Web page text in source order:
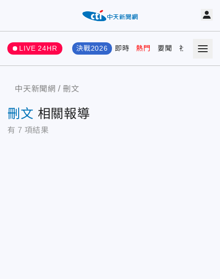
LIVE 24HR 決戰2026 即時 熱門 要聞 社會 娛樂
中天新聞網 刪文
刪文 相關報導
有 7 項結果